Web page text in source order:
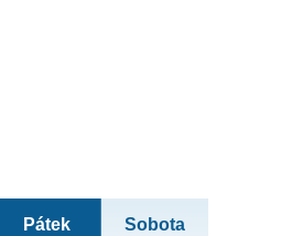
Pátek Sobota